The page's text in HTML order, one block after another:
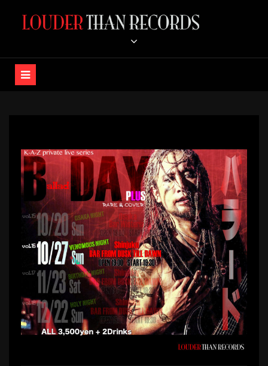
LOUDER THAN RECORDS /
K-A-Z OFFICIAL STORE